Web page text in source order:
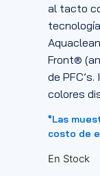
al tacto
Front®
de
colores
*Las
costo de
En Stock